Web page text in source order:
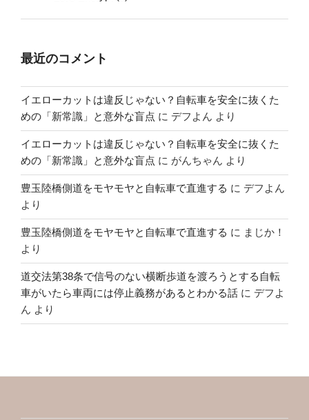
最近のコメント
イエローカットは違反じゃない？自転車を安全に抜くた
めの「新常識」と意外な盲点 に デフよん より
イエローカットは違反じゃない？自転車を安全に抜くた
めの「新常識」と意外な盲点 に がんちゃん より
豊玉陸橋側道をモヤモヤと自転車で直進する に デフよん
より
豊玉陸橋側道をモヤモヤと自転車で直進する に まじか！
より
道交法第38条で信号のない横断歩道を渡ろうとする自転
車がいたら車両には停止義務があるとわかる話 に デフよ
ん より